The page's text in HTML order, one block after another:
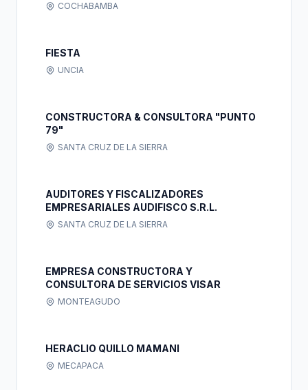
COCHABAMBA
FIESTA
UNCIA
CONSTRUCTORA & CONSULTORA "PUNTO
79"
SANTA CRUZ DE LA SIERRA
AUDITORES Y FISCALIZADORES
EMPRESARIALES AUDIFISCO S.R.L.
SANTA CRUZ DE LA SIERRA
EMPRESA CONSTRUCTORA Y
CONSULTORA DE SERVICIOS VISAR
MONTEAGUDO
HERACLIO QUILLO MAMANI
MECAPACA